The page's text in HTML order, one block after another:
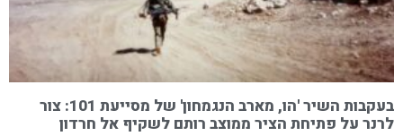
בעקבות השיר 'הו, מארב הנגמחון' של מסייעת 101: צור
לרנר על פתיחת הציר ממוצב רותם לשקיף אל חרדון